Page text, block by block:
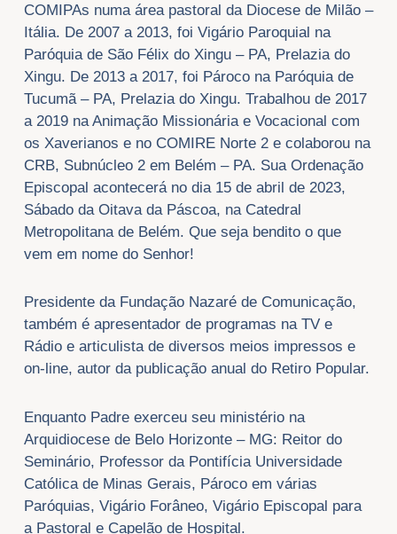
COMIPAs numa área pastoral da Diocese de Milão –
Itália. De 2007 a 2013, foi Vigário Paroquial na
Paróquia de São Félix do Xingu – PA, Prelazia do
Xingu. De 2013 a 2017, foi Pároco na Paróquia de
Tucumã – PA, Prelazia do Xingu. Trabalhou de 2017
a 2019 na Animação Missionária e Vocacional com
os Xaverianos e no COMIRE Norte 2 e colaborou na
CRB, Subnúcleo 2 em Belém – PA. Sua Ordenação
Episcopal acontecerá no dia 15 de abril de 2023,
Sábado da Oitava da Páscoa, na Catedral
Metropolitana de Belém. Que seja bendito o que
vem em nome do Senhor!
Presidente da Fundação Nazaré de Comunicação,
também é apresentador de programas na TV e
Rádio e articulista de diversos meios impressos e
on-line, autor da publicação anual do Retiro Popular.
Enquanto Padre exerceu seu ministério na
Arquidiocese de Belo Horizonte – MG: Reitor do
Seminário, Professor da Pontifícia Universidade
Católica de Minas Gerais, Pároco em várias
Paróquias, Vigário Forâneo, Vigário Episcopal para
a Pastoral e Capelão de Hospital.